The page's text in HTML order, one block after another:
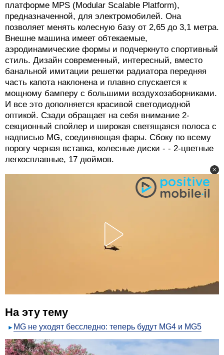
платформе MPS (Modular Scalable Platform),
предназначенной, для электромобилей. Она
позволяет менять колесную базу от 2,65 до 3,1 метра.
Внешне машина имеет обтекаемые,
аэродинамические формы и подчеркнуто спортивный
стиль. Дизайн современный, интересный, вместо
банальной имитации решетки радиатора передняя
часть капота наклонена и плавно спускается к
мощному бамперу с большими воздухозаборниками.
И все это дополняется красивой светодиодной
оптикой. Сзади обращает на себя внимание 2-
секционный спойлер и широкая светящаяся полоса с
надписью MG, соединяющая фары. Сбоку по всему
порогу черная вставка, колесные диски - - 2-цветные
легкосплавные, 17 дюймов.
На эту тему
MG не уходят бесследно: теперь будут MG4 и MG5